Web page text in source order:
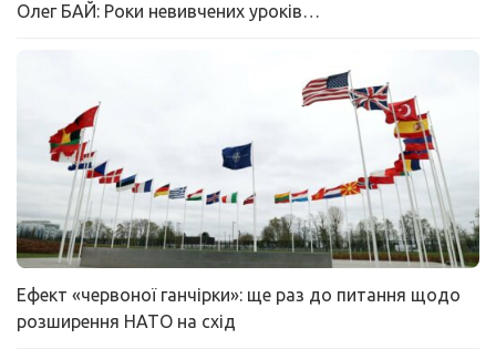
Олег БАЙ: Роки невивчених уроків…
Ефект «червоної ганчірки»: ще раз до питання щодо
розширення НАТО на схід